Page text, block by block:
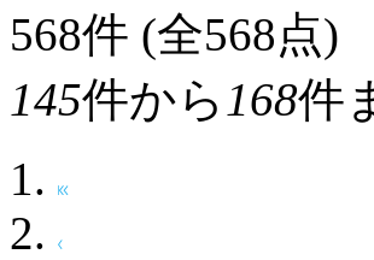
568件 (全568点)
145件から 168件